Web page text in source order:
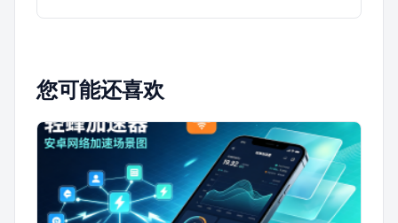
您可能还喜欢